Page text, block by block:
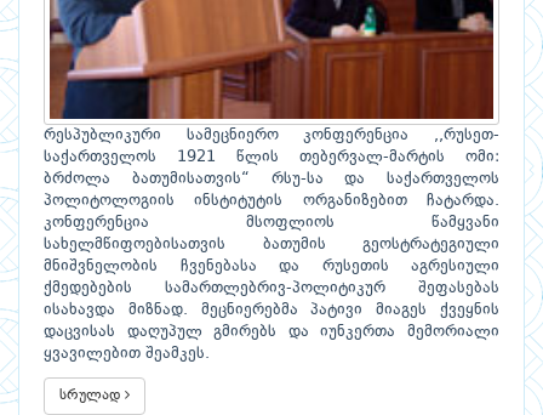
რესპუბლიკური სამეცნიერო კონფერენცია ,,რუსეთ-
საქართველოს 1921 წლის თებერვალ-მარტის ომი:
ბრძოლა ბათუმისათვის“ რსუ-სა და საქართველოს
პოლიტოლოგიის ინსტიტუტის ორგანიზებით ჩატარდა.
კონფერენცია მსოფლიოს წამყვანი
სახელმწიფოებისათვის ბათუმის გეოსტრატეგიული
მნიშვნელობის ჩვენებასა და რუსეთის აგრესიული
ქმედებების სამართლებრივ-პოლიტიკურ შეფასებას
ისახავდა მიზნად. მეცნიერებმა პატივი მიაგეს ქვეყნის
დაცვისას დაღუპულ გმირებს და იუნკერთა მემორიალი
ყვავილებით შეამკეს.
სრულად